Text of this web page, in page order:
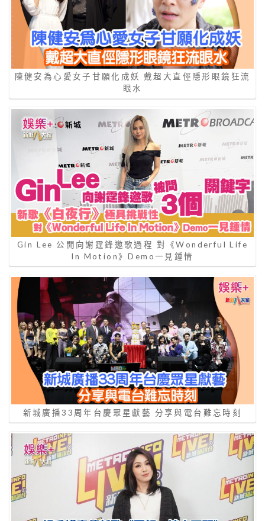
陳健安為心愛女子甘願化成妖 戴超大直俓隱形眼鏡狂流
眼水
Gin Lee 公開向謝霆鋒邀歌過程 對《Wonderful Life
In Motion》Demo一見鍾情
新城廣播33周年台慶眾星獻藝 分享與電台難忘時刻